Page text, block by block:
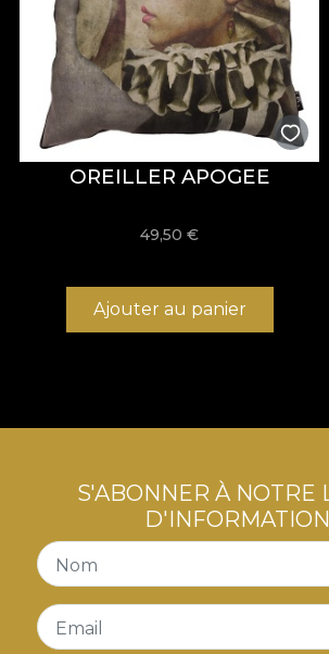
OREILLER APOGEE
49,50€
Ajouter au panier
S'ABONNER À NOTRE
Nom
Email